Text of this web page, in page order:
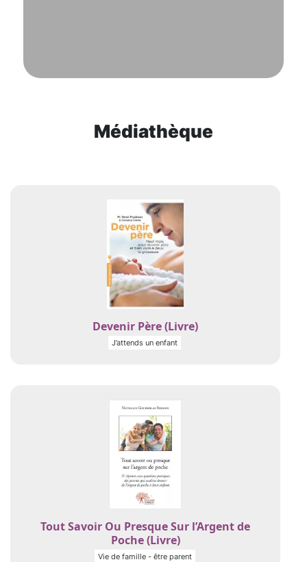
Médiathèque
Devenir Père (Livre)
J’attends un enfant
Tout Savoir Ou Presque Sur l’Argent de
Poche (Livre)
Vie de famille - être parent